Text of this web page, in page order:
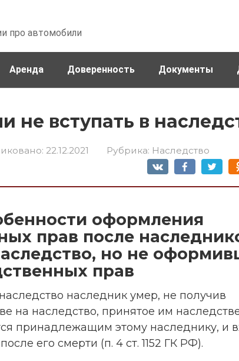
про автомобили
Аренда Доверенность Документы
не вступать в
22.12.2021 Рубрика: Наследство
оформления
прав после
но не
прав
наследник умер, не получив
на наследство, принятое им
принадлежащим этому наследнику, и
его смерти (п. 4 ст. 1152 ГК РФ).